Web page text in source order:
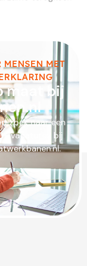
MENSEN MET
maat bij
zoek naar een
vacatures bij